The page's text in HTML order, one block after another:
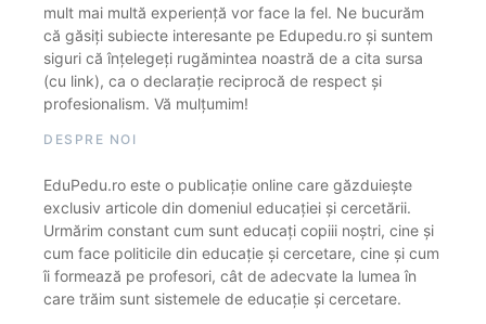
mult mai multă experiență vor face la fel. Ne bucurăm
că găsiți subiecte interesante pe Edupedu.ro și suntem
siguri că înțelegeți rugămintea noastră de a cita sursa
(cu link), ca o declarație reciprocă de respect și
profesionalism. Vă mulțumim!
DESPRE NOI
EduPedu.ro este o publicație online care găzduiește
exclusiv articole din domeniul educației și cercetării.
Urmărim constant cum sunt educați copiii noștri, cine și
cum face politicile din educație și cercetare, cine și cum
îi formează pe profesori, cât de adecvate la lumea în
care trăim sunt sistemele de educație și cercetare.